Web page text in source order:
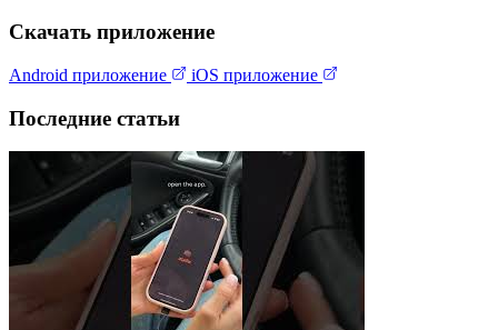
Скачать приложение
Android приложение iOS приложение
Последние статьи